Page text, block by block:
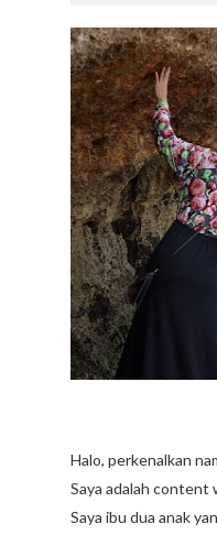
Halo, perkenalkan
Saya adalah content
Saya ibu dua anak